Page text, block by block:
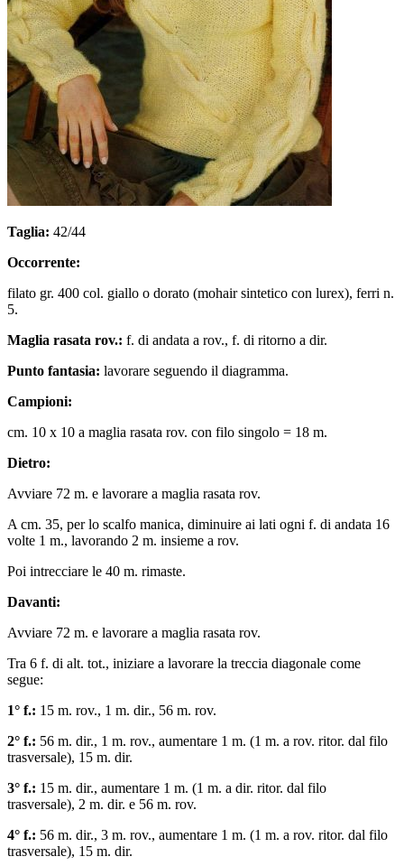
Taglia: 42/44
Occorrente:
filato gr. 400 col. giallo o dorato (mohair sintetico con lurex), ferri n.
5.
Maglia rasata rov.: f. di andata a rov., f. di ritorno a dir.
Punto fantasia: lavorare seguendo il diagramma.
Campioni:
cm. 10 x 10 a maglia rasata rov. con filo singolo = 18 m.
Dietro:
Avviare 72 m. e lavorare a maglia rasata rov.
A cm. 35, per lo scalfo manica, diminuire ai lati ogni f. di andata 16
volte 1 m., lavorando 2 m. insieme a rov.
Poi intrecciare le 40 m. rimaste.
Davanti:
Avviare 72 m. e lavorare a maglia rasata rov.
Tra 6 f. di alt. tot., iniziare a lavorare la treccia diagonale come
segue:
1° f.: 15 m. rov., 1 m. dir., 56 m. rov.
2° f.: 56 m. dir., 1 m. rov., aumentare 1 m. (1 m. a rov. ritor. dal filo
trasversale), 15 m. dir.
3° f.: 15 m. dir., aumentare 1 m. (1 m. a dir. ritor. dal filo
trasversale), 2 m. dir. e 56 m. rov.
4° f.: 56 m. dir., 3 m. rov., aumentare 1 m. (1 m. a rov. ritor. dal filo
trasversale), 15 m. dir.